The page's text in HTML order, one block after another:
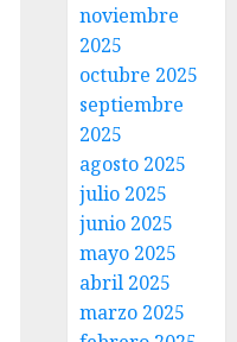
noviembre
2025
octubre 2025
septiembre
2025
agosto 2025
julio 2025
junio 2025
mayo 2025
abril 2025
marzo 2025